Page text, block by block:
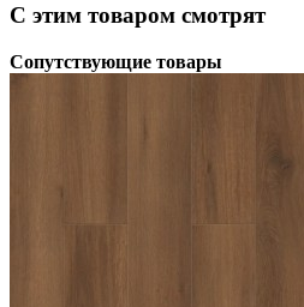
С этим товаром смотрят
Сопутствующие товары